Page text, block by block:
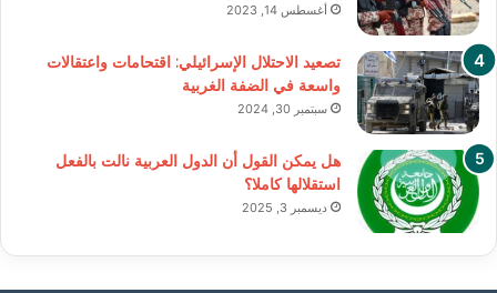
أغسطس 14, 2023
تصعيد الاحتلال الإسرائيلي: اقتحامات واعتقالات
واسعة في الضفة الغربية
سبتمبر 30, 2024
هل يمكن القول أن الدول العربية نالت بالفعل
استقلالها كاملا؟
ديسمبر 3, 2025